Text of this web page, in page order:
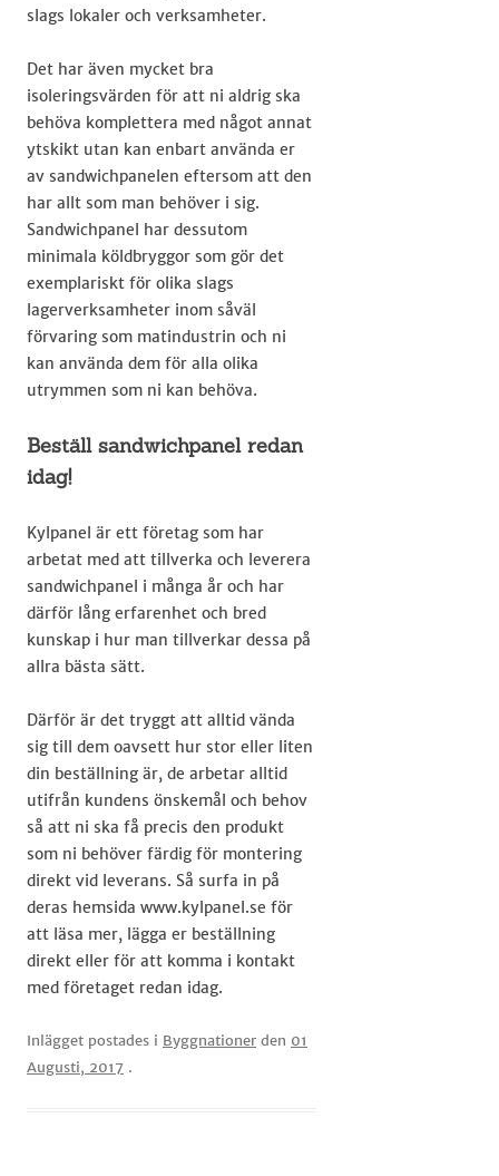
slags lokaler och verksamheter.
Det har även mycket bra
isoleringsvärden för att ni aldrig ska
behöva komplettera med något annat
ytskikt utan kan enbart använda er
av sandwichpanelen eftersom att den
har allt som man behöver i sig.
Sandwichpanel har dessutom
minimala köldbryggor som gör det
exemplariskt för olika slags
lagerverksamheter inom såväl
förvaring som matindustrin och ni
kan använda dem för alla olika
utrymmen som ni kan behöva.​
Beställ sandwichpanel redan
idag!
Kylpanel är ett företag som har
arbetat med att tillverka och leverera
sandwichpanel i många år och har
därför lång erfarenhet och bred
kunskap i hur man tillverkar dessa på
allra bästa sätt.
Därför är det tryggt att alltid vända
sig till dem oavsett hur stor eller liten
din beställning är, de arbetar alltid
utifrån kundens önskemål och behov
så att ni ska få precis den produkt
som ni behöver färdig för montering
direkt vid leverans. Så surfa in på
deras hemsida www.kylpanel.se för
att läsa mer, lägga er beställning
direkt eller för att komma i kontakt
med företaget redan idag. ​
Inlägget postades i Byggnationer den 01
Augusti, 2017 .